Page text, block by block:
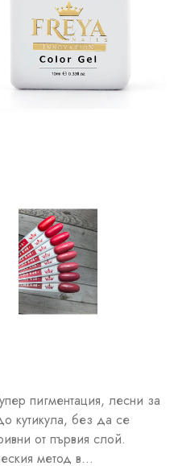
пигментация, лесни за
кутикула, без да се
от първия слой.
метод в...